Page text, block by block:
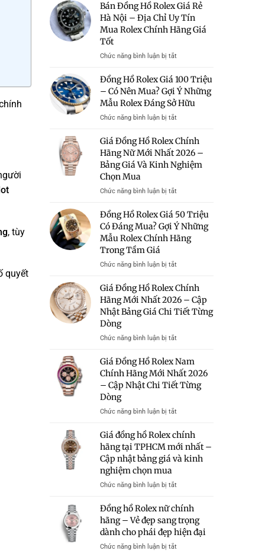
, tùy
quyết
Bán Đồng Hồ Rolex Giá Rẻ
Hà Nội – Địa Chỉ Uy Tín
Mua Rolex Chính Hãng Giá
Tốt
Chức năng bình luận bị tắtở
Đồng
Hồ
Rolex
Giá
Rẻ
Nội
–
Địa
Chỉ
Chính
Hãng
Giá
Đồng Hồ Rolex Giá 100 Triệu
– Có Nên Mua? Gợi Ý Những
Mẫu Rolex Đáng Sở Hữu
Chức năng bình luận bị tắtở
Hồ
Giá
100
Mua?
Gợi
Ý
Rolex
Sở
Hữu
Giá Đồng Hồ Rolex Chính
Hãng Nữ Mới Nhất 2026 –
Bảng Giá Và Kinh Nghiệm
Chọn Mua
Chức năng bình luận bị tắtở
Đồng
Hồ
Rolex
Chính
2026
–
Bảng
Kinh
Chọn
Mua
Đồng Hồ Rolex Giá 50 Triệu
Có Đáng Mua? Gợi Ý Những
Mẫu Rolex Chính Hãng
Trong Tầm Giá
Chức năng bình luận bị tắtở
Hồ
Giá
50
Gợi
Ý
Những
Chính
Trong
Tầm
Giá
Giá Đồng Hồ Rolex Chính
Hãng Mới Nhất 2026 – Cập
Nhật Bảng Giá Chi Tiết Từng
Dòng
Chức năng bình luận bị tắtở
Đồng
Hồ
Rolex
Chính
–
Cập
Nhật
Chi
Từng
Dòng
Giá Đồng Hồ Rolex Nam
Chính Hãng Mới Nhất 2026
– Cập Nhật Chi Tiết Từng
Dòng
Chức năng bình luận bị tắtở
Đồng
Hồ
Rolex
Nam
2026
–
Cập
Giá đồng hồ Rolex chính
hãng tại TPHCM mới nhất –
Cập nhật bảng giá và kinh
nghiệm chọn mua
Chức năng bình luận bị tắtở
đồng
Rolex
chính
hãng
Đồng hồ Rolex nữ chính
hãng – Vẻ đẹp sang trọng
dành cho phái đẹp hiện đại
Chức năng bình luận bị tắtở